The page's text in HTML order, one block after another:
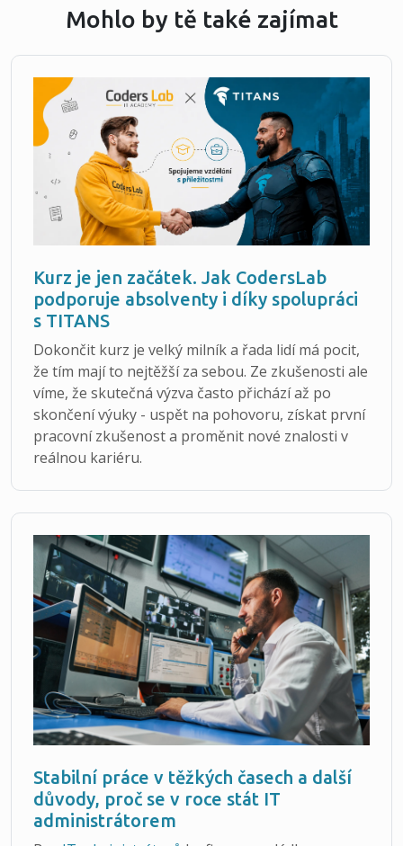
Mohlo by tě také zajímat
Kurz je jen začátek. Jak CodersLab
podporuje absolventy i díky spolupráci
s TITANS
Dokončit kurz je velký milník a řada lidí má pocit,
že tím mají to nejtěžší za sebou. Ze zkušenosti ale
víme, že skutečná výzva často přichází až po
skončení výuky - uspět na pohovoru, získat první
pracovní zkušenost a proměnit nové znalosti v
reálnou kariéru.
Stabilní práce v těžkých časech a další
důvody, proč se v roce stát IT
administrátorem